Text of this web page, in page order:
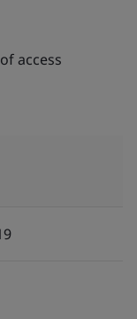
access